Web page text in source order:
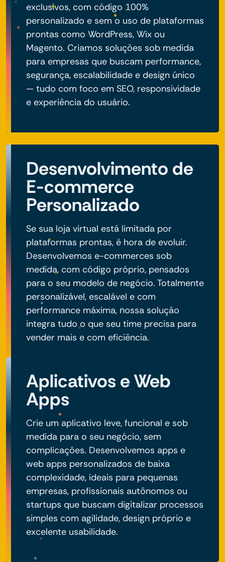
exclusivos, com código 100%
personalizado e sem o uso de plataformas
prontas como WordPress, Wix ou
Magento. Criamos soluções sob medida
para empresas que buscam performance,
segurança, escalabilidade e design único
— tudo com foco em SEO, responsividade
e experiência do usuário.
Desenvolvimento de
E-commerce
Personalizado
Se sua loja virtual está limitada por
plataformas prontas, é hora de evoluir.
Desenvolvemos e-commerces sob
medida, com código próprio, pensados
para o seu modelo de negócio. Totalmente
personalizável, escalável e com
performance máxima, nossa solução
integra tudo o que seu time precisa para
vender mais e com eficiência.
Aplicativos e Web
Apps
Crie um aplicativo leve, funcional e sob
medida para o seu negócio, sem
complicações. Desenvolvemos apps e
web apps personalizados de baixa
complexidade, ideais para pequenas
empresas, profissionais autônomos ou
startups que buscam digitalizar processos
simples com agilidade, design próprio e
excelente usabilidade.